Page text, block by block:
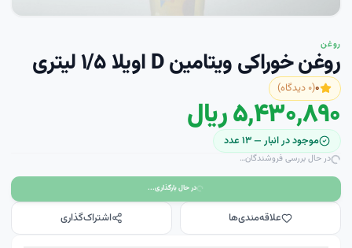
روغن
روغن خوراکی ویتامین D اویلا ۱/۵ لیتری
۰(۰ دیدگاه)
۵٬۴۳۰٬۸۹۰ ریال
موجود در انبار —۱۳عدد
در حال بررسی فروشندگان…
در حال بارگذاری...
علاقه‌مندی‌ها اشتراک‌گذاری